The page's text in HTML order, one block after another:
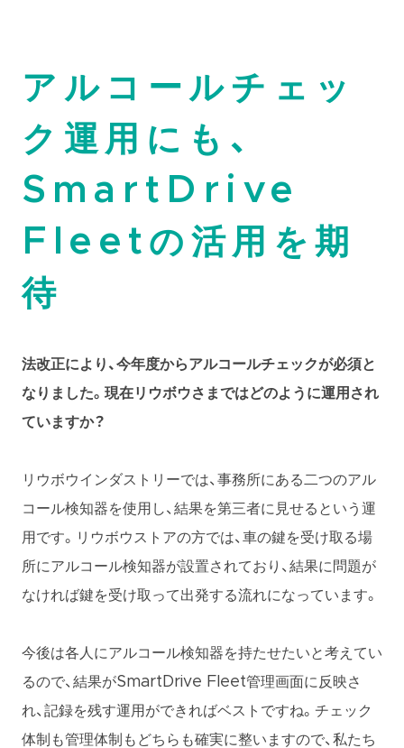
アルコールチェッ
ク運用にも、
SmartDrive
Fleetの活用を期
待
法改正により、今年度からアルコールチェックが必須と
なりました。現在リウボウさまではどのように運用され
ていますか？
リウボウインダストリーでは、事務所にある二つのアル
コール検知器を使用し、結果を第三者に見せるという運
用です。リウボウストアの方では、車の鍵を受け取る場
所にアルコール検知器が設置されており、結果に問題が
なければ鍵を受け取って出発する流れになっています。
今後は各人にアルコール検知器を持たせたいと考えてい
るので、結果がSmartDrive Fleet管理画面に反映さ
れ、記録を残す運用ができればベストですね。チェック
体制も管理体制もどちらも確実に整いますので、私たち